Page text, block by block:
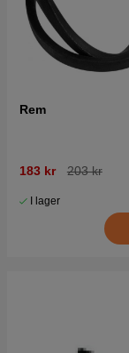
Rem
183 kr 203 kr
I lager